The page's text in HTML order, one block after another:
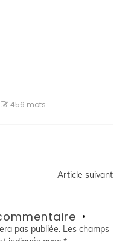
456 mots
Article suivant
pas publiée. Les champs